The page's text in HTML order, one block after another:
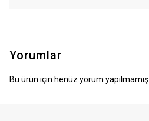
Yorumlar
Bu ürün için henüz yorum yapılmamış.